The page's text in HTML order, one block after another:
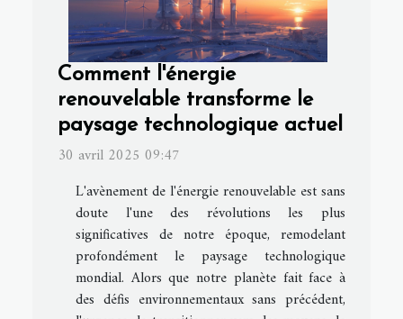
Comment l'énergie
renouvelable transforme le
paysage technologique actuel
30 avril 2025 09:47
L'avènement de l'énergie renouvelable est sans
doute l'une des révolutions les plus
significatives de notre époque, remodelant
profondément le paysage technologique
mondial. Alors que notre planète fait face à
des défis environnementaux sans précédent,